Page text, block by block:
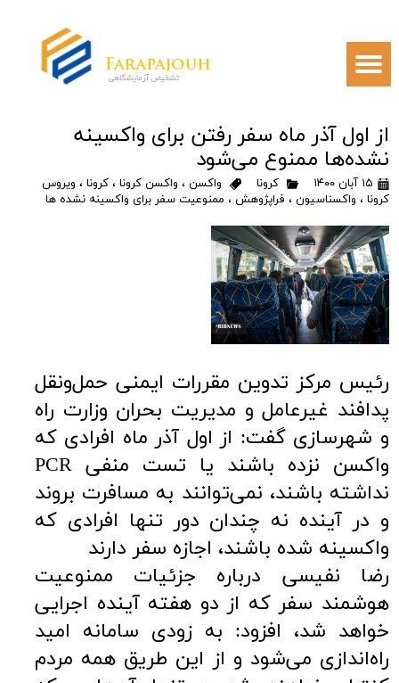
از اول آذر ماه سفر رفتن برای واکسینه
نشده‌ها ممنوع می‌شود
۱۵ آبان ۱۴۰۰ کرونا واکسن ، واکسن کرونا ،کرونا ، ویروس
کرونا ، واکسناسیون ، فراپژوهش ، ممنوعیت سفر برای واکسینه نشده ها
رئیس مرکز تدوین مقررات ایمنی حمل‌ونقل
پدافند غیرعامل و مدیریت بحران وزارت راه
و شهرسازی گفت: از اول آذر ماه افرادی که
واکسن نزده باشند یا تست منفی PCR
نداشته باشند، نمی‌توانند به مسافرت بروند
و در آینده نه چندان دور تنها افرادی که
واکسینه شده باشند، اجازه سفر دارند
رضا نفیسی درباره جزئیات ممنوعیت
هوشمند سفر که از دو هفته آینده اجرایی
خواهد شد، افزود: به زودی سامانه امید
راه‌اندازی می‌شود و از این طریق همه مردم